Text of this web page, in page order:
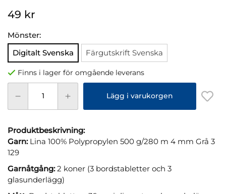
49 kr
Mönster:
Digitalt Svenska
Färgutskrift Svenska
Finns i lager för omgående leverans
Lägg i varukorgen
Produktbeskrivning:
Garn: Lina 100% Polypropylen 500 g/280 m 4 mm Grå 3
129
Garnåtgång:2 koner (3 bordstabletter och 3
glasunderlägg)